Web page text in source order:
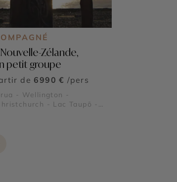
Zélande,
petit groupe
de 6990 € /pers
- Wellington -
- Lac Taupō -